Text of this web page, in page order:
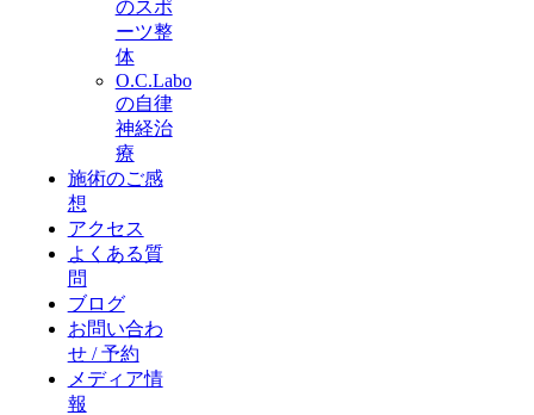
のスポ
ーツ整
体
O.C.Labo
の自律
神経治
療
施術のご感
想
アクセス
よくある質
問
ブログ
お問い合わ
せ / 予約
メディア情
報